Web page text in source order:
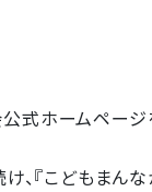
ホームページを
『こどもまん